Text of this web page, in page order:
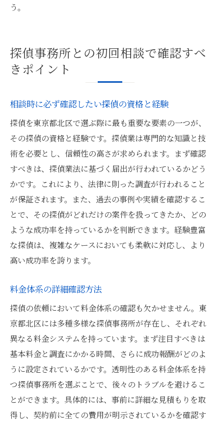
う。
探偵事務所との初回相談で確認すべ
きポイント
相談時に必ず確認したい探偵の資格と経験
探偵を東京都北区で選ぶ際に最も重要な要素の一つが、
その探偵の資格と経験です。探偵業は専門的な知識と技
術を必要とし、信頼性の高さが求められます。まず確認
すべきは、探偵業法に基づく届出が行われているかどう
かです。これにより、法律に則った調査が行われること
が保証されます。また、過去の事例や実績を確認するこ
とで、その探偵がどれだけの案件を扱ってきたか、どの
ような成功率を持っているかを判断できます。経験豊富
な探偵は、複雑なケースにおいても柔軟に対応し、より
高い成功率を誇ります。
料金体系の詳細確認方法
探偵の依頼において料金体系の確認も欠かせません。東
京都北区には多種多様な探偵事務所が存在し、それぞれ
異なる料金システムを持っています。まず注目すべきは
基本料金と調査にかかる時間、さらに成功報酬がどのよ
うに設定されているかです。透明性のある料金体系を持
つ探偵事務所を選ぶことで、後々のトラブルを避けるこ
とができます。具体的には、事前に詳細な見積もりを取
得し、契約前に全ての費用が明示されているかを確認す